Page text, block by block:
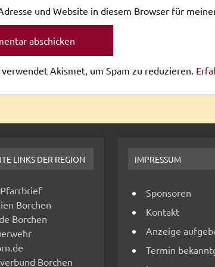
und Website in diesem Browser für
Akismet, um Spam zu reduzieren.
LINKS DER REGION
Borchen
Borchen
Borchen
IMPRESSUM
Sponsoren
Kontakt
Anzeige
Termin